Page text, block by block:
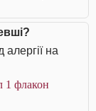
алергії на
1 флакон